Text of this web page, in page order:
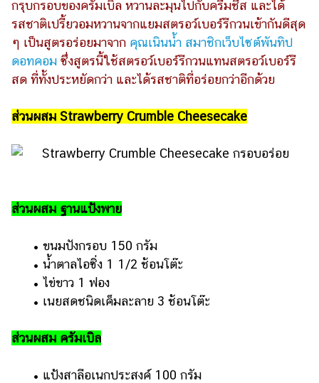
ไลฟ์
ไตล์
ดูด
วง
ผู้
หญิง
ผู้ชาย
ท่อง
สูตร
อาหาร
ง่ายๆ
ปิ้ง
รถยนต์
กรุบกรอบของครัมเบิล หวานละมุนไปกับครีมชีส และได้
รสชาติเปรี้ยวอมหวานจากแยมสตรอว์เบอร์รีกวนเข้ากันดีสุด
ๆ เป็นสูตรอร่อยมาจาก คุณเนินน้ำ สมาชิกเว็บไซต์พันทิป
ดอทคอม ซึ่งสูตรนี้ใช้สตรอว์เบอร์รีกวนแทนสตรอว์เบอร์รี
สด ที่ทั้งประหยัดกว่า และได้รสชาติที่อร่อยกว่าอีกด้วย
ส่วนผสม Strawberry Crumble Cheesecake
ส่วนผสม ฐานแป้งพาย
​​ •​ ​ขนมปังกรอบ 150 กรัม
​​ •​ ​น้ำตาลไอซิ่ง 1 1/2 ช้อนโต๊ะ
​​ •​ ​ไข่ขาว 1 ฟอง
​​ •​ ​เนยสดชนิดเค็มละลาย 3 ช้อนโต๊ะ
ส่วนผสม ครัมเบิล
​​ •​ ​แป้งสาลีอเนกประสงค์ 100 กรัม